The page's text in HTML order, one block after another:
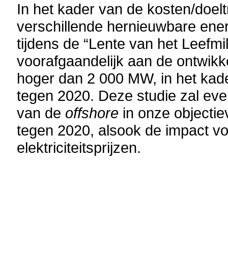
In het kader van de kosten/
verschillende hernieuwbare
tijdens de “Lente van het
voorafgaandelijk aan de
hoger dan 2 000 MW, in het
tegen 2020. Deze studie zal
van de offshore in onze
tegen 2020, alsook de impact
elektriciteitsprijzen.